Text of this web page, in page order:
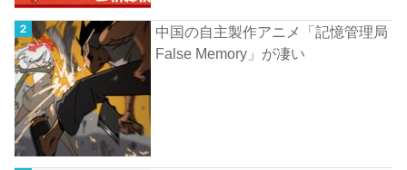
中国の自主製作アニメ「記憶管理局
False Memory」が凄い